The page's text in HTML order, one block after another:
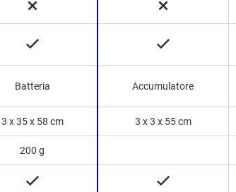
Batteria
3 x 35 x 58 cm
200 g
Accumulatore
3 x 3 x 55 cm